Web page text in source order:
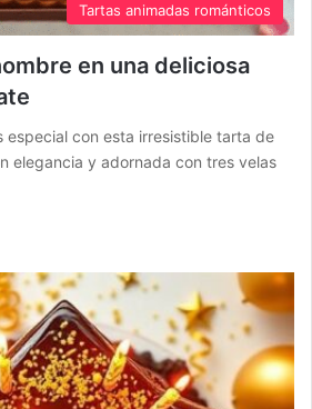
Tartas animadas románticos
en una deliciosa
especial con esta irresistible tarta de
elegancia y adornada con tres velas